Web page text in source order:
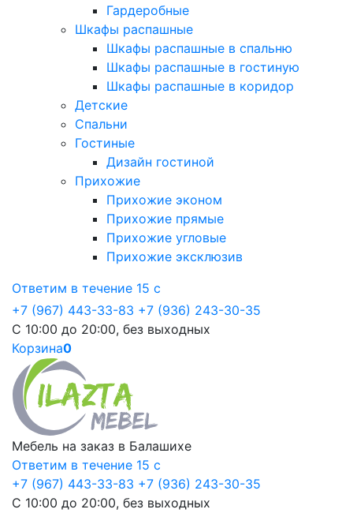
Гардеробные
Шкафы распашные
Шкафы распашные в спальню
Шкафы распашные в гостиную
Шкафы распашные в коридор
Детские
Спальни
Гостиные
Дизайн гостиной
Прихожие
Прихожие эконом
Прихожие прямые
Прихожие угловые
Прихожие эксклюзив
Ответим в течение 15 с
+7 (967) 443-33-83 +7 (936) 243-30-35
С 10:00 до 20:00, без выходных
Корзина0
Мебель на заказ в Балашихе
Ответим в течение 15 с
+7 (967) 443-33-83 +7 (936) 243-30-35
С 10:00 до 20:00, без выходных